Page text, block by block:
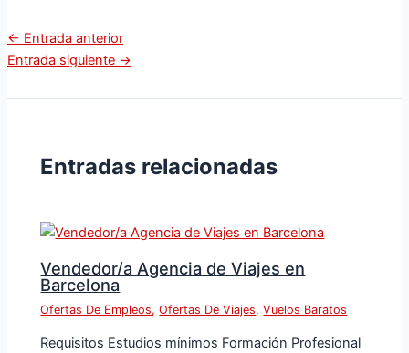
← Entrada anterior
Entrada siguiente →
Entradas relacionadas
Vendedor/a Agencia de Viajes en
Barcelona
Ofertas De Empleos,Ofertas De Viajes,Vuelos Baratos
Requisitos Estudios mínimos Formación Profesional